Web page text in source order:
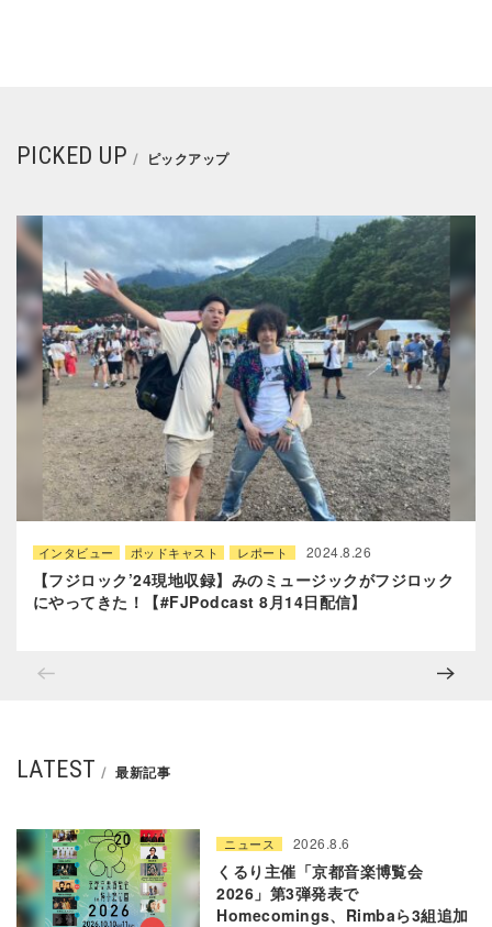
PICKED UP ピックアップ
インタビュー ポッドキャスト レポート 2024.8.26
【フジロック’24現地収録】みのミュージックがフジロック
にやってきた！【#FJPodcast 8月14日配信】
LATEST 最新記事
ニュース 2026.8.6
くるり主催「京都音楽博覧会
2026」第3弾発表で
Homecomings、Rimbaら3組追加